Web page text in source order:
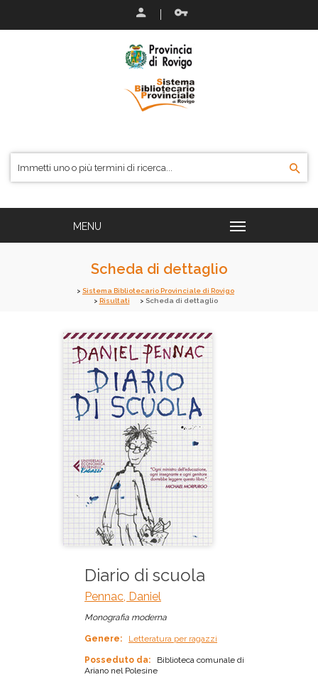
Scheda di dettaglio
Sistema Bibliotecario Provinciale di Rovigo
Risultati
Scheda di dettaglio
Diario di scuola
Pennac, Daniel
Monografia moderna
Genere: Letteratura per ragazzi
Posseduto da:
Biblioteca comunale di
Ariano nel Polesine